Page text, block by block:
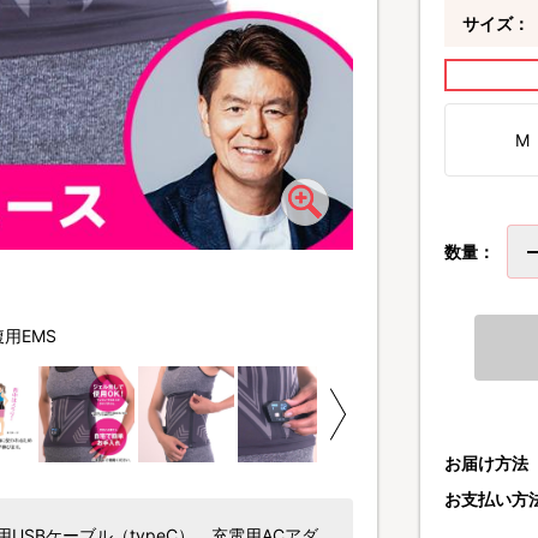
EMS
“低周波”と“中周波”、
同時に刺激できます。
サイズ：
M
数量：
お届け方
お支払い方